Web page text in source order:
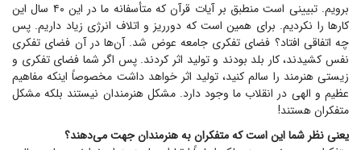
برویم. تبیینی است منطبق بر آیات قرآن که متأسفانه ما در این ۴۰ سال این
کار‌ها را نکردیم. برای همین است که دورریز و اتلاف انرژی زیاد داریم. پس
چه اتفاقی افتاد؟ فضای تفکری جامعه عوض شد. آن‌ها در آن فضای تفکری
نفس کشیدند، کار بلد بودند و تولید اثر کردند. پس اگر شما فضای تفکری و
زیستی هنرمند را سالم کنید، تولید اثر خواهد داشت مخصوصاً اینکه مفاهیم
عظیم و الهی در انقلاب ما وجود دارد. مشکل هنرمندان نیستند بلکه مشکل
متفکران هستند!
یعنی نظر شما این است که متفکران به هنرمندان جهت می‌دهند؟